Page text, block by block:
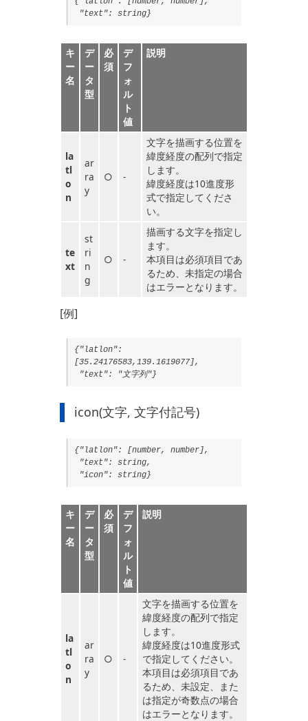
"text": string}
キ
ー
名
デ
ー
タ
型
必
須
デ
フ
ォ
ル
ト
値
説明
la
tl
o
n
ar
ra
y
○ -
文字を描画する位置を
緯度経度の配列で指定
します。
緯度経度は10進度形
式で指定してくださ
い。
te
xt
st
ri
n
g
○ -
描画する文字を指定し
ます。
本項目は必須項目であ
るため、未指定の場合
はエラーとなります。
[例]
{"latlon":
[35.24176583,139.1619077],
"text": "文字列"}
icon(文字, 文字付記号)
{"latlon": [number, number],
"text": string,
"icon": string}
キ
ー
名
デ
ー
タ
型
必
須
デ
フ
ォ
ル
ト
値
説明
la
tl
o
n
ar
ra
y
○ -
文字を描画する位置を
緯度経度の配列で指定
します。
緯度経度は10進度形式
で指定してください。
本項目は必須項目であ
るため、未設定、また
は指定が奇数点の場合
はエラーとなります。